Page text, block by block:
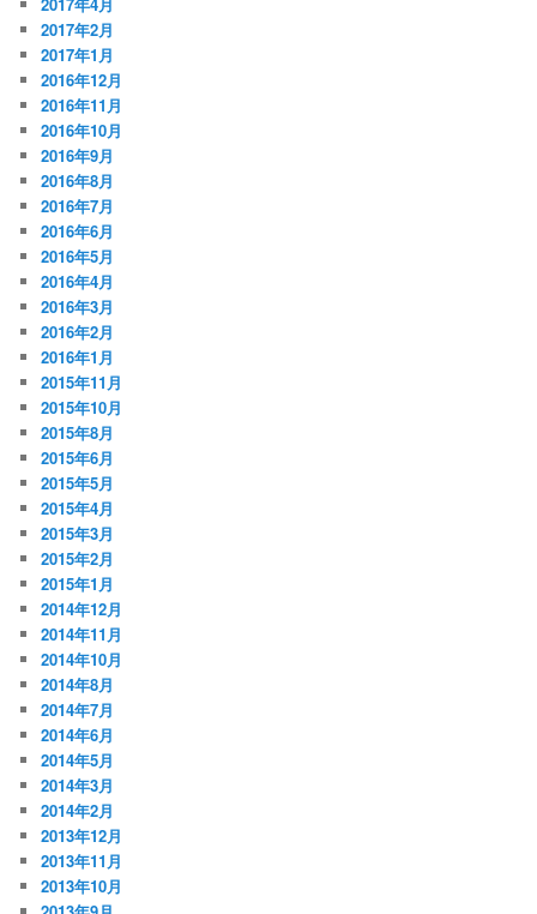
2017年2月
2017年1月
2016年12月
2016年11月
2016年10月
2016年9月
2016年8月
2016年7月
2016年6月
2016年5月
2016年4月
2016年3月
2016年2月
2016年1月
2015年11月
2015年10月
2015年8月
2015年6月
2015年5月
2015年4月
2015年3月
2015年2月
2015年1月
2014年12月
2014年11月
2014年10月
2014年8月
2014年7月
2014年6月
2014年5月
2014年3月
2014年2月
2013年12月
2013年11月
2013年10月